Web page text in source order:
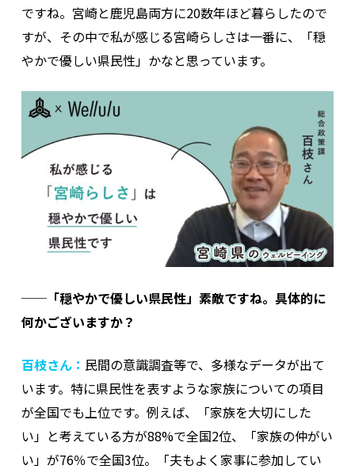
ですね。宮崎と鹿児島両方に20数年ほど暮らしたので
すが、その中で私が感じる宮崎らしさは一番に、「穏
やかで優しい県民性」かなと思っています。
──「穏やかで優しい県民性」素敵ですね。具体的に
何かございますか？
百枝さん： 民間の意識調査等で、多様なデータが出て
います。特に県民性を表すような家族についての項目
が全国でも上位です。例えば、「家族を大切にした
い」と考えている方が88%で全国2位、「家族の仲がい
い」が76％で全国3位。「夫もよく家事に参加してい